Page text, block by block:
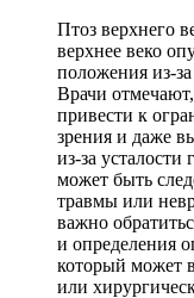
Птоз верхнего
верхнее веко
положения из-
Врачи
привести к
зрения и даже
из-за усталости
может быть
травмы или
важно
и определения
который может
или